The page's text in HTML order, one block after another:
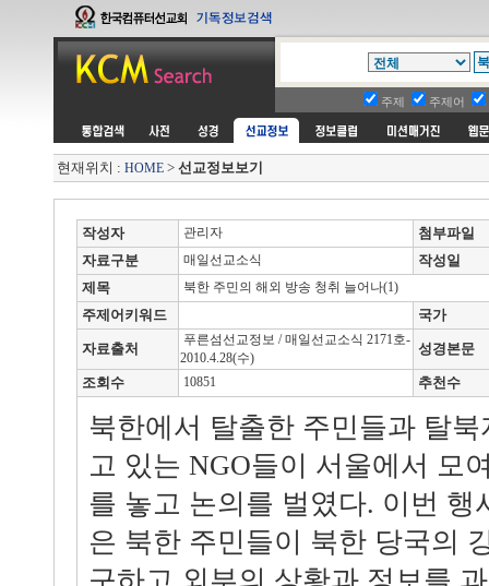
주제 주제어
현재위치 : HOME > 선교정보보기
작성자 관리자
첨부파일
자료구분
매일선교소식
작성일
제목
북한 주민의 해외 방송 청취 늘어나(1)
주제어키워드 국가
자료출처
푸른섬선교정보 / 매일선교소식 2171호-
2010.4.28(수)
성경본문
조회수 10851 추천수
북한에서 탈출한 주민들과 탈
고 있는 NGO들이 서울에서 모
를 놓고 논의를 벌였다. 이번 행
은 북한 주민들이 북한 당국의